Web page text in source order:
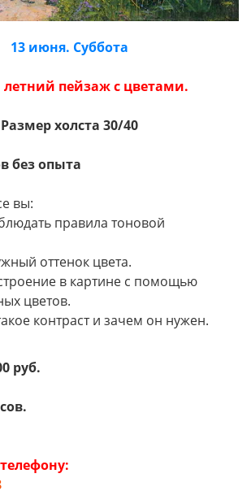
13 июня. Суббота
пейзаж с цветами.
Размер холста 30/40
без опыта
вы:
правила тоновой
оттенок цвета.
в картине с помощью
цветов.
контраст и зачем он нужен.
руб.